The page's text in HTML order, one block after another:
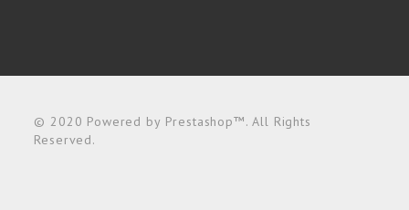
© 2020 Powered by Prestashop™. All Rights
Reserved.